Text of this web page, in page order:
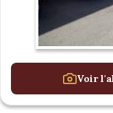
Voir